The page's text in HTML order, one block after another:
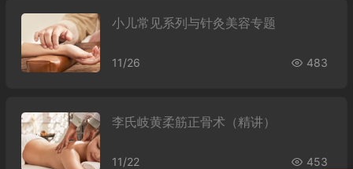
小儿常见系列与针灸美容专题
11/26 483
李氏岐黄柔筋正骨术（精讲）
11/22 453